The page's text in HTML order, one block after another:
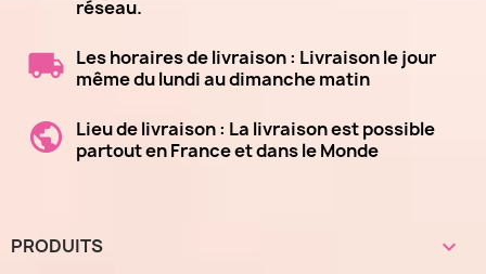
réseau.
Les horaires de livraison : Livraison le jour
même du lundi au dimanche matin
Lieu de livraison : La livraison est possible
partout en France et dans le Monde
PRODUITS 